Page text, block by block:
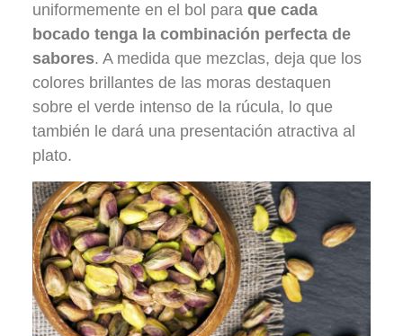
uniformemente en el bol para que cada
bocado tenga la combinación perfecta de
sabores. A medida que mezclas, deja que los
colores brillantes de las moras destaquen
sobre el verde intenso de la rúcula, lo que
también le dará una presentación atractiva al
plato.